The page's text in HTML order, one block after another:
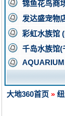
锦鱼花鸟商
发达盛宠物
彩虹水族馆
千岛水族馆(
大地360首页 »